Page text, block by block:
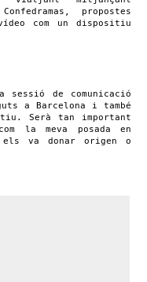
propostes
com un dispositiu
sessió de comunicació
a Barcelona i també
Serà tan important
la meva posada en
els va donar origen o